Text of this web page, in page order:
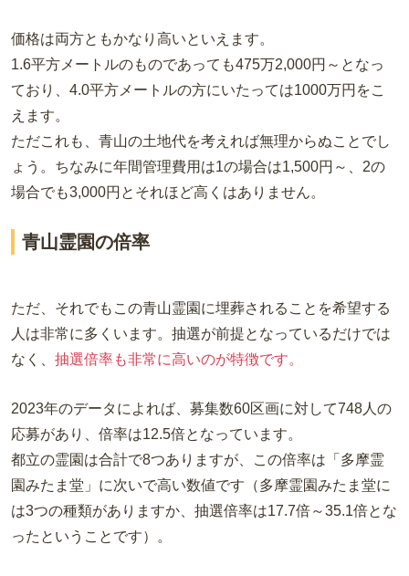
価格は両方ともかなり高いといえます。
1.6平方メートルのものであっても475万2,000円～となっ
ており、4.0平方メートルの方にいたっては1000万円をこ
えます。
ただこれも、青山の土地代を考えれば無理からぬことでし
ょう。ちなみに年間管理費用は1の場合は1,500円～、2の
場合でも3,000円とそれほど高くはありません。
青山霊園の倍率
ただ、それでもこの青山霊園に埋葬されることを希望する
人は非常に多くいます。抽選が前提となっているだけでは
なく、 抽選倍率も非常に高いのが特徴です。
2023年のデータによれば、募集数60区画に対して748人の
応募があり、倍率は12.5倍となっています。
都立の霊園は合計で8つありますが、この倍率は「多摩霊
園みたま堂」に次いで高い数値です（多摩霊園みたま堂に
は3つの種類がありますか、抽選倍率は17.7倍～35.1倍とな
ったということです）。